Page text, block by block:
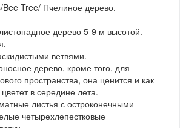
Tree/ Пчелиное дерево.
дерево 5-9 м высотой.
ветвями.
дерево, кроме того, для
пространства, она ценится и как
в середине лета.
листья с остроконечными
четырехлепестковые